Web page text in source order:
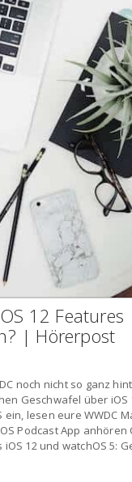
12
| Hörerpost
noch nicht so ganz
Geschwafel über
lesen eure WWDC
Podcast App
12 und watchOS 5: